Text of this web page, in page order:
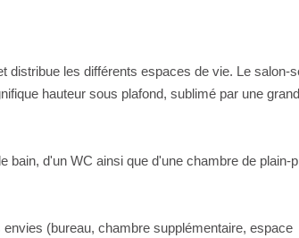
distribue les différents espaces de vie. Le salon-
hauteur sous plafond, sublimé par une
bain, d'un WC ainsi que d'une chambre de plain-
(bureau, chambre supplémentaire, espace